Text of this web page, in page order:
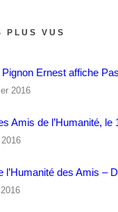
PLUS VUS
Ernest affiche
2016
Amis de l’Humanité, le
l’Humanité des Amis –